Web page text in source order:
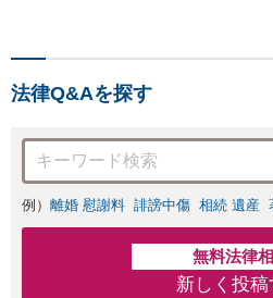
法律Q&Aを探す
例） 離婚 慰謝料 誹謗中傷 相続 遺産
無料法律
新しく投稿